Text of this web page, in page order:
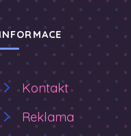
Kontakt
Reklama